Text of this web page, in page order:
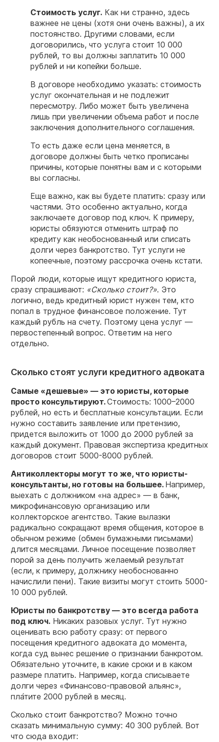
Стоимость услуг. Как ни странно, здесь
важнее не цены (хотя они очень важны), а их
постоянство. Другими словами, если
договорились, что услуга стоит 10 000
рублей, то вы должны заплатить 10 000
рублей и ни копейки больше.
В договоре необходимо указать: стоимость
услуг окончательная и не подлежит
пересмотру. Либо может быть увеличена
лишь при увеличении объема работ и после
заключения дополнительного соглашения.
То есть даже если цена меняется, в
договоре должны быть четко прописаны
причины, которые понятны вам и с которыми
вы согласны.
Еще важно, как вы будете платить: сразу или
частями. Это особенно актуально, когда
заключаете договор под ключ. К примеру,
юристы обязуются отменить штраф по
кредиту как необоснованный или списать
долги через банкротство. Тут услуги не
копеечные, поэтому рассрочка очень кстати.
Порой люди, которые ищут кредитного юриста,
сразу спрашивают: «Сколько стоит?». Это
логично, ведь кредитный юрист нужен тем, кто
попал в трудное финансовое положение. Тут
каждый рубль на счету. Поэтому цена услуг —
первостепенный вопрос. Ответим на него
отдельно.
Сколько стоят услуги кредитного адвоката
Самые «дешевые» — это юристы, которые
просто консультируют.Стоимость: 1000–2000
рублей, но есть и бесплатные консультации. Если
нужно составить заявление или претензию,
придется выложить от 1000 до 2000 рублей за
каждый документ. Правовая экспертиза кредитных
договоров стоит 5000-8000 рублей.
Антиколлекторы могут то же, что юристы-
консультанты, но готовы на большее. Например,
выехать с должником «на адрес» — в банк,
микрофинансовую организацию или
коллекторское агентство. Такие вылазки
радикально сокращают время общения, которое в
обычном режиме (обмен бумажными письмами)
длится месяцами. Личное посещение позволяет
порой за день получить желаемый результат
(если, к примеру, должнику необоснованно
начислили пени). Такие визиты могут стоить 5000-
10 000 рублей.
Юристы по банкротству — это всегда работа
под ключ. Никаких разовых услуг. Тут нужно
оценивать всю работу сразу: от первого
посещения кредитного адвоката до момента,
когда суд вынес решение о признании банкротом.
Обязательно уточните, в какие сроки и в каком
размере платить. Например, когда списываете
долги через «Финансово-правовой альянс»,
пла́тите 2000 рублей в месяц.
Сколько стоит банкротство? Можно точно
сказать минимальную сумму: 40 300 рублей. Вот
что сюда входит: